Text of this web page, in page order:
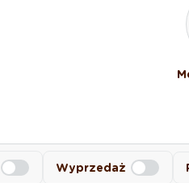
Wyprzedaż